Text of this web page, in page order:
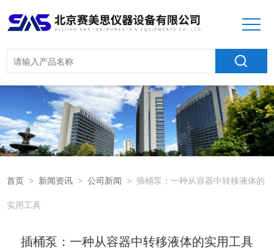
首页 > 新闻资讯 >公司新闻 > 插桶泵：一种从容器中转移液体的
实用工具
插桶泵：一种从容器中转移液体的实用工具